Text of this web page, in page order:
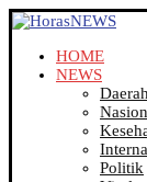
HOME
NEWS
Daerah
Politik